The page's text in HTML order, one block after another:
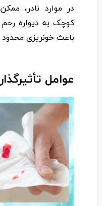
در موارد نادر،
کوچک به دیواره
باعث خونریزی
عوامل